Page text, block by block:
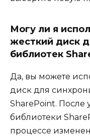
Могу ли я
жесткий диск
библиотек
Да, вы можете
диск для
SharePoint. После
библиотеки
процессе